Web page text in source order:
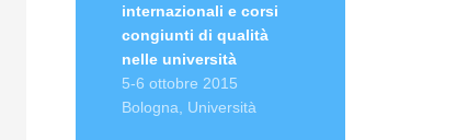
internazionali e corsi
congiunti di qualità
nelle università
5-6 ottobre 2015
Bologna, Università